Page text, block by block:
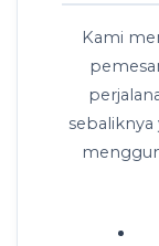
Kami
sebaliknya